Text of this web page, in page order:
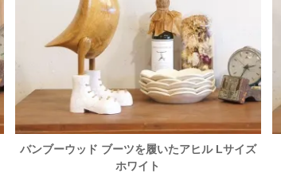
バンブーウッド ブーツを履いたアヒル Lサイズ
ホワイト